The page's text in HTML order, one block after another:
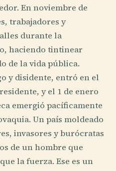
En noviembre de
trabajadores y
durante la
haciendo tintinear
de la vida pública.
y disidente, entró en el
y el 1 de enero
emergió pacíficamente
Un país moldeado
invasores y burócratas
de un hombre que
la fuerza. Ese es un